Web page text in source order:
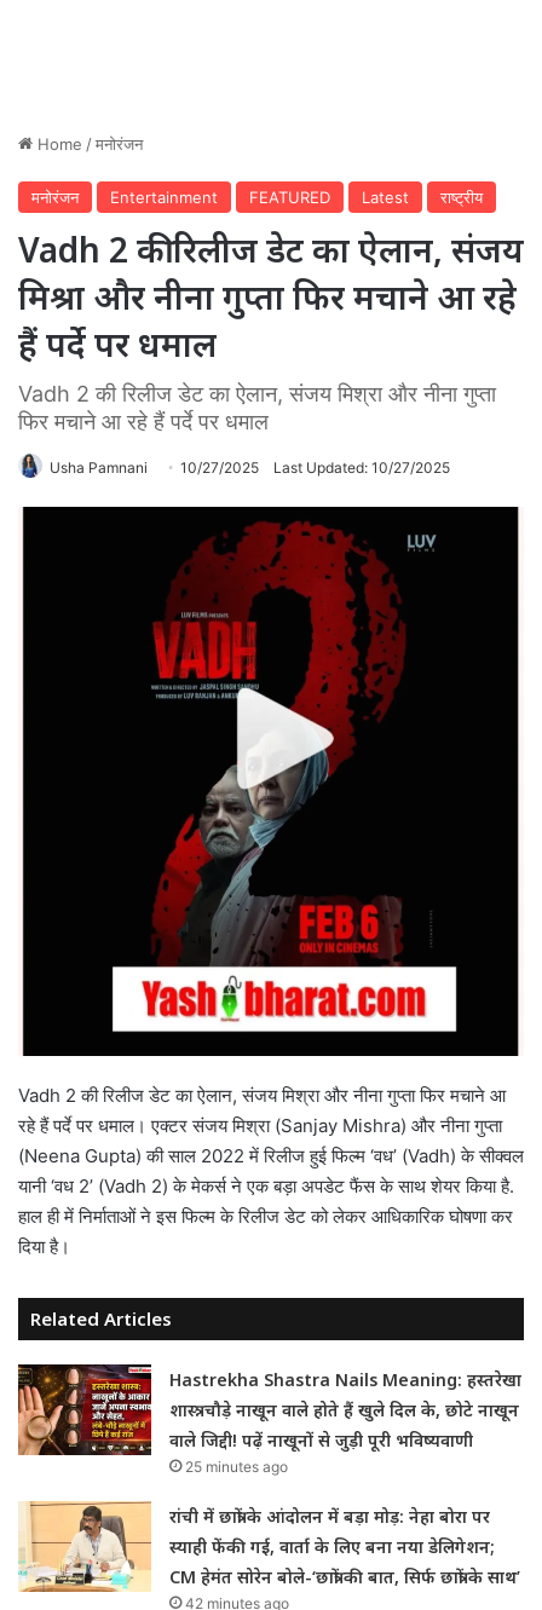
Home /मनोरंजन
मनोरंजन Entertainment FEATURED Latest राष्ट्रीय
Vadh 2 की रिलीज डेट का ऐलान, संजय
मिश्रा और नीना गुप्ता फिर मचाने आ रहे
हैं पर्दे पर धमाल
Vadh 2 की रिलीज डेट का ऐलान, संजय मिश्रा और नीना गुप्ता
फिर मचाने आ रहे हैं पर्दे पर धमाल
Usha Pamnani 10/27/2025 Last Updated: 10/27/2025
Vadh 2 की रिलीज डेट का ऐलान, संजय मिश्रा और नीना गुप्ता फिर मचाने आ
रहे हैं पर्दे पर धमाल। एक्टर संजय मिश्रा (Sanjay Mishra) और नीना गुप्ता
(Neena Gupta) की साल 2022 में रिलीज हुई फिल्म ‘वध’ (Vadh) के सीक्वल
यानी ‘वध 2’ (Vadh 2) के मेकर्स ने एक बड़ा अपडेट फैंस के साथ शेयर किया है.
हाल ही में निर्माताओं ने इस फिल्म के रिलीज डेट को लेकर आधिकारिक घोषणा कर
दिया है।
Related Articles
Hastrekha Shastra Nails Meaning: हस्तरेखा
शास्त्र: चौड़े नाखून वाले होते हैं खुले दिल के, छोटे नाखून
वाले जिद्दी! पढ़ें नाखूनों से जुड़ी पूरी भविष्यवाणी
25 minutes ago
रांची में छात्रों के आंदोलन में बड़ा मोड़: नेहा बोरा पर
स्याही फेंकी गई, वार्ता के लिए बना नया डेलिगेशन;
CM हेमंत सोरेन बोले-‘छात्रों की बात, सिर्फ छात्रों के साथ’
42 minutes ago